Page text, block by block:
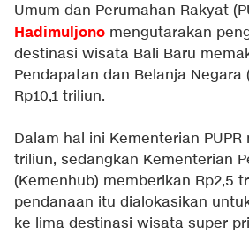
Umum dan Perumahan Rakyat
Hadimuljono mengutarakan
destinasi wisata Bali Baru
Pendapatan dan Belanja Negara
Rp10,1 triliun.
Dalam hal ini Kementerian PUPR
triliun, sedangkan Kementerian
(Kemenhub) memberikan Rp2,5
pendanaan itu dialokasikan
ke lima destinasi wisata super